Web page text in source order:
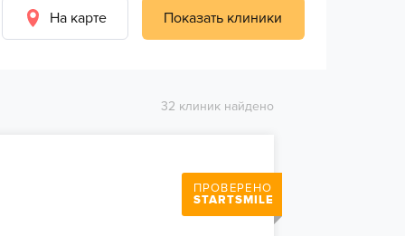
На карте Показать клиники
32 клиник найдено
ПРОВЕРЕНО
STARTSMILE